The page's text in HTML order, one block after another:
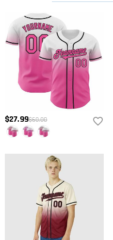
$27.99$60.00